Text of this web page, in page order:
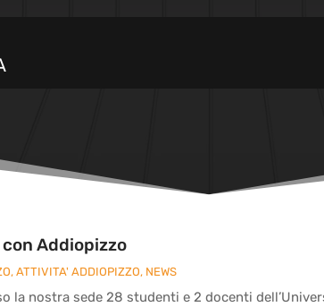
Addiopizzo
, ATTIVITA' ADDIOPIZZO, NEWS
la nostra sede 28 studenti e 2 docenti